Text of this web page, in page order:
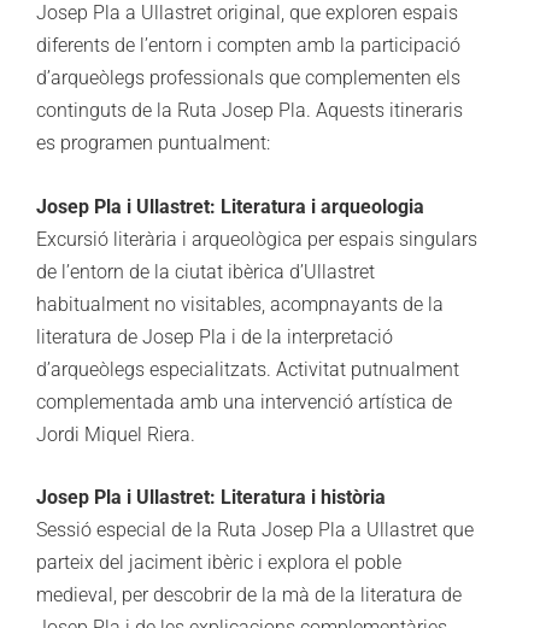
Josep Pla a Ullastret original, que exploren espais
diferents de l’entorn i compten amb la participació
d’arqueòlegs professionals que complementen els
continguts de la Ruta Josep Pla. Aquests itineraris
es programen puntualment:
Josep Pla i Ullastret: Literatura i arqueologia
Excursió literària i arqueològica per espais singulars
de l’entorn de la ciutat ibèrica d’Ullastret
habitualment no visitables, acompnayants de la
literatura de Josep Pla i de la interpretació
d’arqueòlegs especialitzats. Activitat putnualment
complementada amb una intervenció artística de
Jordi Miquel Riera.
Josep Pla i Ullastret: Literatura i història
Sessió especial de la Ruta Josep Pla a Ullastret que
parteix del jaciment ibèric i explora el poble
medieval, per descobrir de la mà de la literatura de